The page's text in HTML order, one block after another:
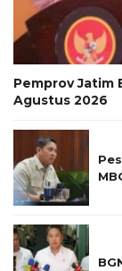
Pemprov Jatim
Agustus 2026